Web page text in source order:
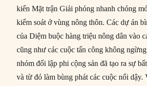
kiến Mặt trận Giải phóng nhanh chóng
kiểm soát ở vùng nông thôn. Các dự án
của Diệm buộc hàng triệu nông dân vào
cũng như các cuộc tấn công không
nhóm đối lập phi cộng sản đã tạo ra sự
và từ đó làm bùng phát các cuộc nổi dậy.